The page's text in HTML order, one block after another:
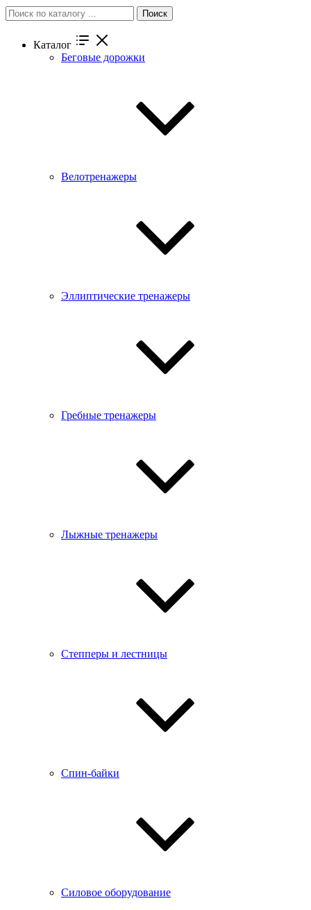
Поиск
Каталог
Беговые дорожки
Велотренажеры
Эллиптические тренажеры
Гребные тренажеры
Лыжные тренажеры
Степперы и лестницы
Спин-байки
Силовое оборудование